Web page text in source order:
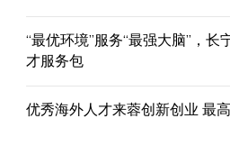
“最优环境”服务“最强大脑”，
才服务包
优秀海外人才来蓉创新创业 最